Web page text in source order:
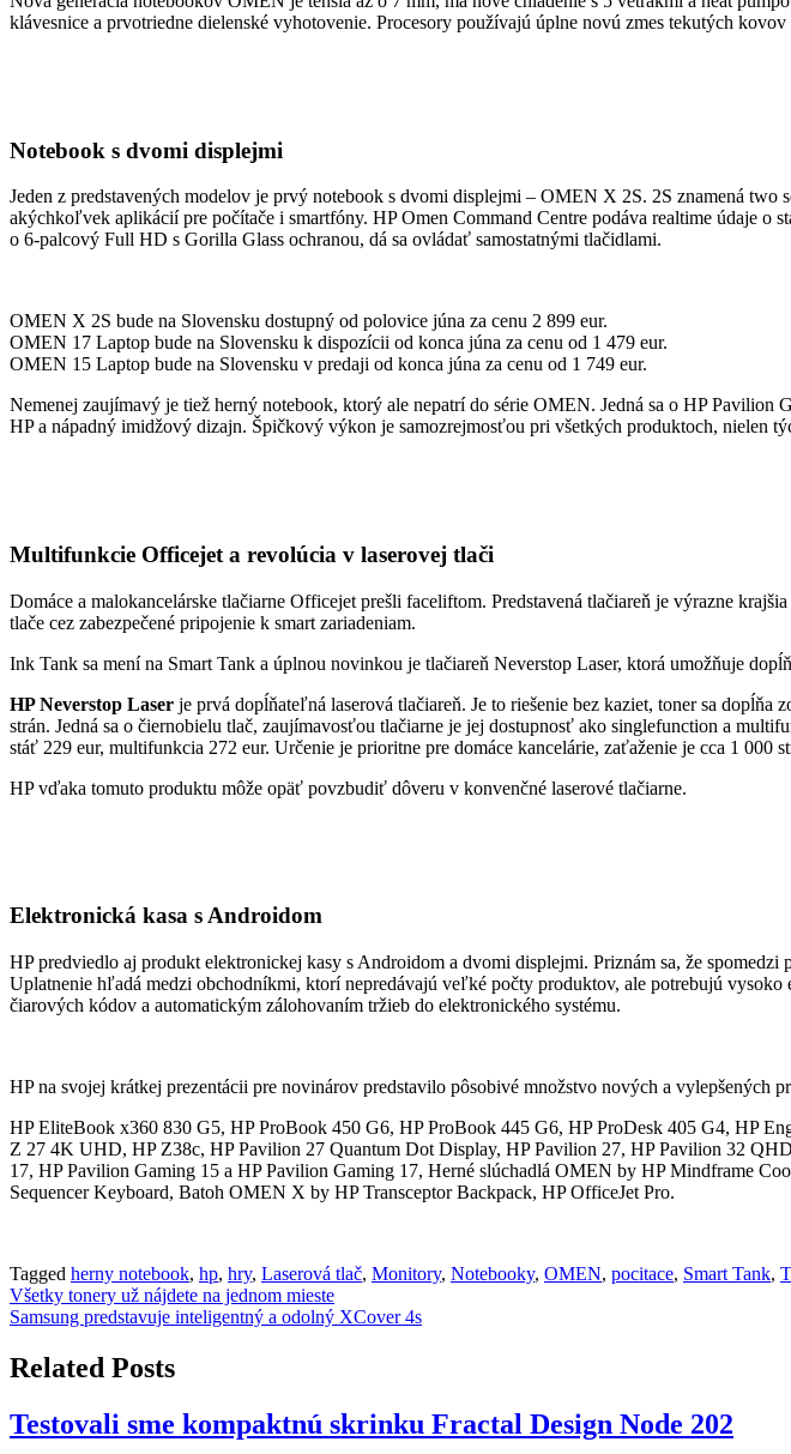
klávesnice a prvotriedne dielenské vyhotovenie. Procesory používajú úplne novú zmes tekutých
Notebook s dvomi displejmi
Jeden z predstavených modelov je prvý notebook s dvomi displejmi – OMEN X 2S. 2S znamená
akýchkoľvek aplikácií pre počítače i smartfóny. HP Omen Command Centre podáva realtime údaje o
o 6-palcový Full HD s Gorilla Glass ochranou, dá sa ovládať samostatnými tlačidlami.
OMEN X 2S bude na Slovensku dostupný od polovice júna za cenu 2 899 eur.
OMEN 17 Laptop bude na Slovensku k dispozícii od konca júna za cenu od 1 479 eur.
OMEN 15 Laptop bude na Slovensku v predaji od konca júna za cenu od 1 749 eur.
Nemenej zaujímavý je tiež herný notebook, ktorý ale nepatrí do série OMEN. Jedná sa o HP
HP a nápadný imidžový dizajn. Špičkový výkon je samozrejmosťou pri všetkých produktoch, nielen
Multifunkcie Officejet a revolúcia v laserovej tlači
Domáce a malokancelárske tlačiarne Officejet prešli faceliftom. Predstavená tlačiareň je výrazne
tlače cez zabezpečené pripojenie k smart zariadeniam.
Ink Tank sa mení na Smart Tank a úplnou novinkou je tlačiareň Neverstop Laser, ktorá umožňuje
HP Neverstop Laser je prvá dopĺňateľná laserová tlačiareň. Je to riešenie bez kaziet, toner sa
strán. Jedná sa o čiernobielu tlač, zaujímavosťou tlačiarne je jej dostupnosť ako singlefunction a
stáť 229 eur, multifunkcia 272 eur. Určenie je prioritne pre domáce kancelárie, zaťaženie je cca 1 000
HP vďaka tomuto produktu môže opäť povzbudiť dôveru v konvenčné laserové tlačiarne.
Elektronická kasa s Androidom
HP predviedlo aj produkt elektronickej kasy s Androidom a dvomi displejmi. Priznám sa, že
Uplatnenie hľadá medzi obchodníkmi, ktorí nepredávajú veľké počty produktov, ale potrebujú vysoko
čiarových kódov a automatickým zálohovaním tržieb do elektronického systému.
HP na svojej krátkej prezentácii pre novinárov predstavilo pôsobivé množstvo nových a vylepšených
HP EliteBook x360 830 G5, HP ProBook 450 G6, HP ProBook 445 G6, HP ProDesk 405 G4, HP
Z 27 4K UHD, HP Z38c, HP Pavilion 27 Quantum Dot Display, HP Pavilion 27, HP Pavilion 32
17, HP Pavilion Gaming 15 a HP Pavilion Gaming 17, Herné slúchadlá OMEN by HP Mindframe
Sequencer Keyboard, Batoh OMEN X by HP Transceptor Backpack, HP OfficeJet Pro.
Tagged herny notebook, hp, hry, Laserová tlač, Monitory, Notebooky, OMEN, pocitace, Smart Tank,
Navigácia
v
článku
Všetky tonery už nájdete na jednom mieste
Samsung predstavuje inteligentný a odolný XCover 4s
Related Posts
Testovali sme kompaktnú skrinku Fractal Design Node 202